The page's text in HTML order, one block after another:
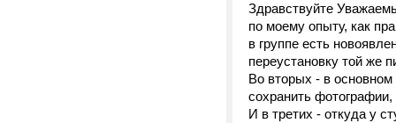
Здравствуйте
по моему опыту, как
в группе есть
переустановку той же
Во вторых - в
сохранить
И в третих - откуда у